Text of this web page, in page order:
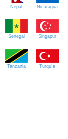
Nepal Nicaragua
Senegal Singapur
Tanzania Turquía